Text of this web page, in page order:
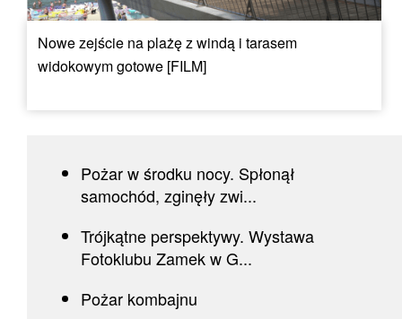
Nowe zejście na plażę z windą i tarasem
widokowym gotowe [FILM]
Pożar w środku nocy. Spłonął
samochód, zginęły zwi...
Trójkątne perspektywy. Wystawa
Fotoklubu Zamek w G...
Pożar kombajnu